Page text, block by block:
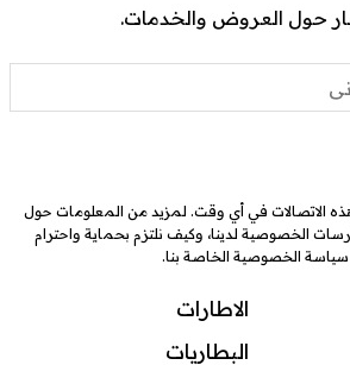
حول العروض والخدمات.
الاتصالات في أي وقت. لمزيد من المعلومات حول
الخصوصية لدينا، وكيف نلتزم بحماية واحترام
الخصوصية الخاصة بنا.
الاطارات
البطاريات